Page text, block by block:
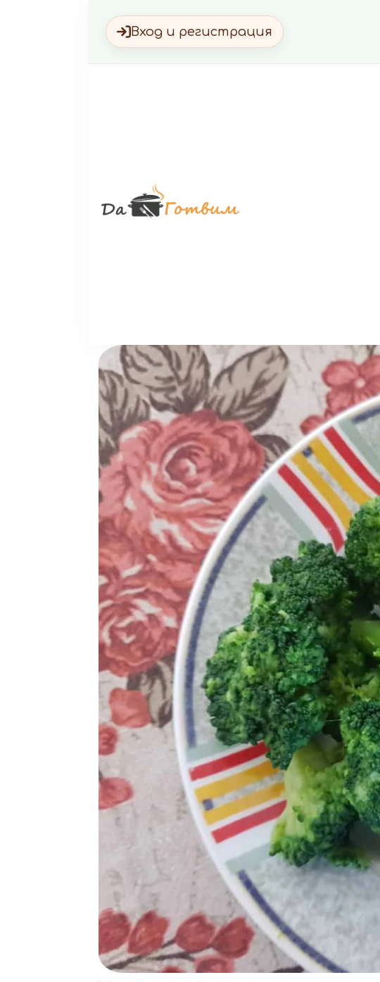
Вход и регистрация